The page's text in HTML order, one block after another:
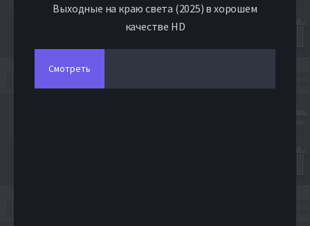
Выходные на краю света (2025) в хорошем
качестве HD
Смотреть